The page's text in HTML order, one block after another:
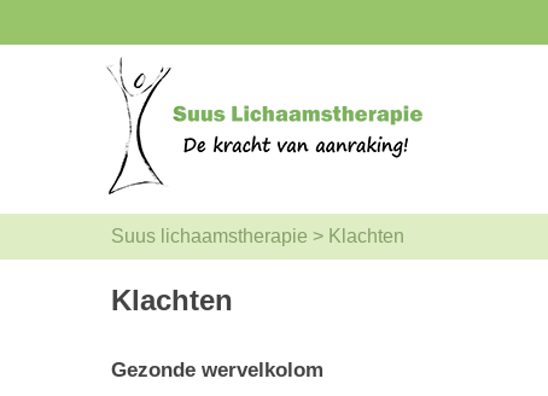
Suus lichaamstherapie > Klachten
Klachten
Gezonde wervelkolom